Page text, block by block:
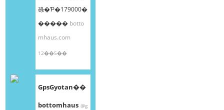
碌�Ƥ�179000�
����� botto
mhaus.com
12��5��
GpsGyotan��
bottomhaus @g